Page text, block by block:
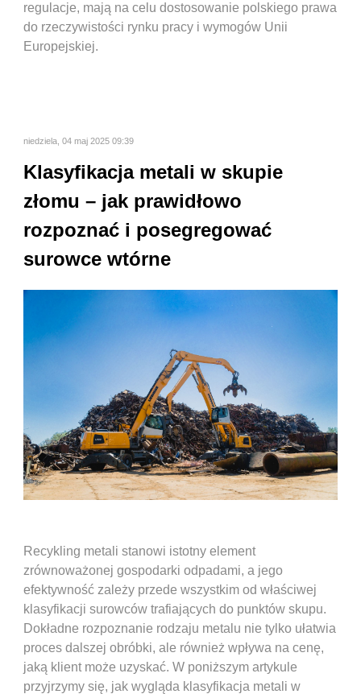
regulacje, mają na celu dostosowanie polskiego prawa
do rzeczywistości rynku pracy i wymogów Unii
Europejskiej.
niedziela, 04 maj 2025 09:39
Klasyfikacja metali w skupie
złomu – jak prawidłowo
rozpoznać i posegregować
surowce wtórne
Recykling metali stanowi istotny element
zrównoważonej gospodarki odpadami, a jego
efektywność zależy przede wszystkim od właściwej
klasyfikacji surowców trafiających do punktów skupu.
Dokładne rozpoznanie rodzaju metalu nie tylko ułatwia
proces dalszej obróbki, ale również wpływa na cenę,
jaką klient może uzyskać. W poniższym artykule
przyjrzymy się, jak wygląda klasyfikacja metali w